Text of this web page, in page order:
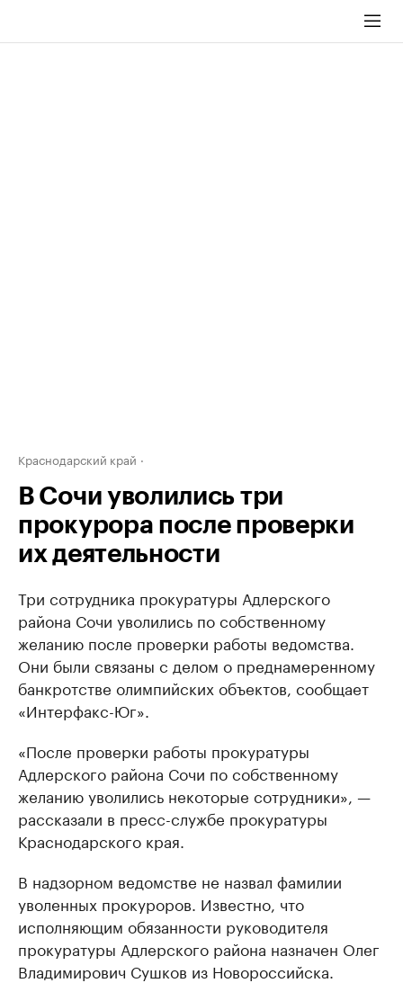
Краснодарский край
В Сочи уволились три
прокурора после проверки
их деятельности
Три сотрудника прокуратуры Адлерского
района Сочи уволились по собственному
желанию после проверки работы ведомства.
Они были связаны с делом о преднамеренному
банкротстве олимпийских объектов, сообщает
«Интерфакс-Юг».
«После проверки работы прокуратуры
Адлерского района Сочи по собственному
желанию уволились некоторые сотрудники», —
рассказали в пресс-службе прокуратуры
Краснодарского края.
В надзорном ведомстве не назвал фамилии
уволенных прокуроров. Известно, что
исполняющим обязанности руководителя
прокуратуры Адлерского района назначен Олег
Владимирович Сушков из Новороссийска.